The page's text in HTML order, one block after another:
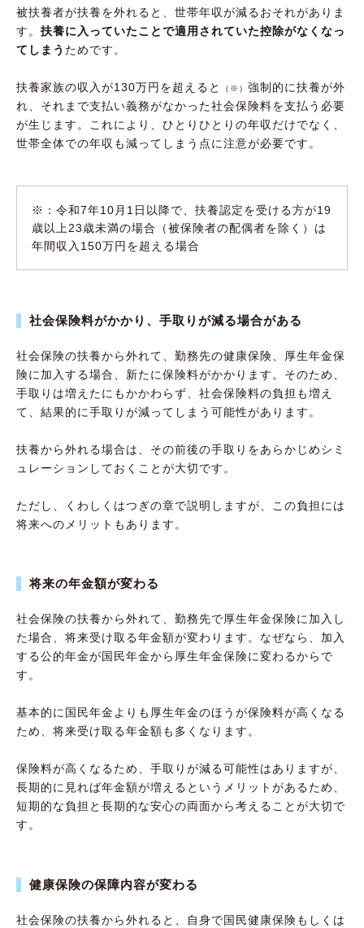
被扶養者が扶養を外れると、世帯年収が減るおそれがありま
す。 扶養に入っていたことで適用されていた控除がなくなっ
てしまう ためです。
扶養家族の収入が130万円を超えると （※） 強制的に扶養が外
れ、それまで支払い義務がなかった社会保険料を支払う必要
が生じます。これにより、ひとりひとりの年収だけでなく、
世帯全体での年収も減ってしまう点に注意が必要です。
※：令和7年10月1日以降で、扶養認定を受ける方が19
歳以上23歳未満の場合（被保険者の配偶者を除く）は
年間収入150万円を超える場合
社会保険料がかかり、手取りが減る場合がある
社会保険の扶養から外れて、勤務先の健康保険、厚生年金保
険に加入する場合、新たに保険料がかかります。そのため、
手取りは増えたにもかかわらず、社会保険料の負担も増え
て、結果的に手取りが減ってしまう可能性があります。
扶養から外れる場合は、その前後の手取りをあらかじめシミ
ュレーションしておくことが大切です。
ただし、くわしくはつぎの章で説明しますが、この負担には
将来へのメリットもあります。
将来の年金額が変わる
社会保険の扶養から外れて、勤務先で厚生年金保険に加入し
た場合、将来受け取る年金額が変わります。なぜなら、加入
する公的年金が国民年金から厚生年金保険に変わるからで
す。
基本的に国民年金よりも厚生年金のほうが保険料が高くなる
ため、将来受け取る年金額も多くなります。
保険料が高くなるため、手取りが減る可能性はありますが、
長期的に見れば年金額が増えるというメリットがあるため、
短期的な負担と長期的な安心の両面から考えることが大切で
す。
健康保険の保障内容が変わる
社会保険の扶養から外れると、自身で国民健康保険もしくは